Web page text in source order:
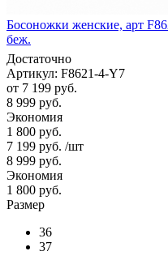
Босоножки женские, арт
беж.
Достаточно
Артикул: F8621-4-Y7
от 7 199 руб.
8 999 руб.
Экономия
1 800 руб.
7 199 руб. /шт
8 999 руб.
Экономия
1 800 руб.
Размер
36
37